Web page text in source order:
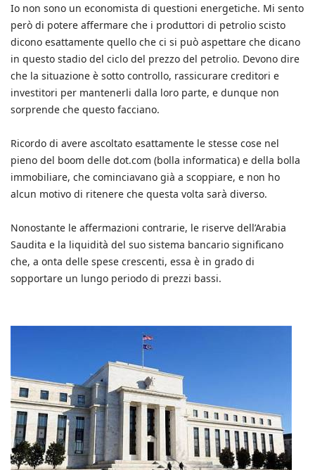
Io non sono un economista di questioni energetiche. Mi sento
però di potere affermare che i produttori di petrolio scisto
dicono esattamente quello che ci si può aspettare che dicano
in questo stadio del ciclo del prezzo del petrolio. Devono dire
che la situazione è sotto controllo, rassicurare creditori e
investitori per mantenerli dalla loro parte, e dunque non
sorprende che questo facciano.
Ricordo di avere ascoltato esattamente le stesse cose nel
pieno del boom delle dot.com (bolla informatica) e della bolla
immobiliare, che cominciavano già a scoppiare, e non ho
alcun motivo di ritenere che questa volta sarà diverso.
Nonostante le affermazioni contrarie, le riserve dell’Arabia
Saudita e la liquidità del suo sistema bancario significano
che, a onta delle spese crescenti, essa è in grado di
sopportare un lungo periodo di prezzi bassi.